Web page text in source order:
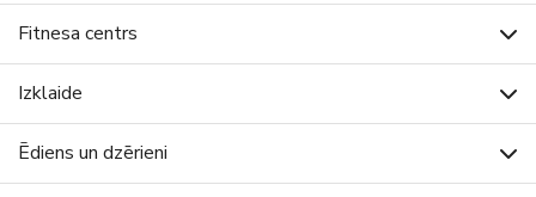
Fitnesa centrs
Izklaide
Ēdiens un dzērieni